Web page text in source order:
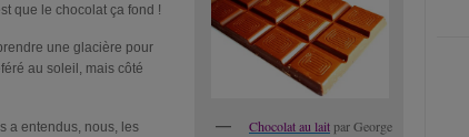
Chocolat au lait par George
que le chocolat ça fond !
une glacière pour
au soleil, mais côté
a entendus, nous, les